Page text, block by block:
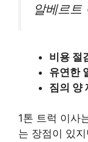
알베르트
비용 절
유연한
짐의 양
1톤 트럭 이사
는 장점이 있